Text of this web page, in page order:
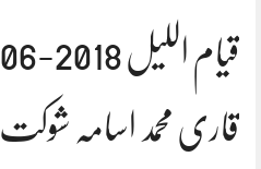
قیام اللیل 2018-06-09
قاری محمد اسامہ شوکت